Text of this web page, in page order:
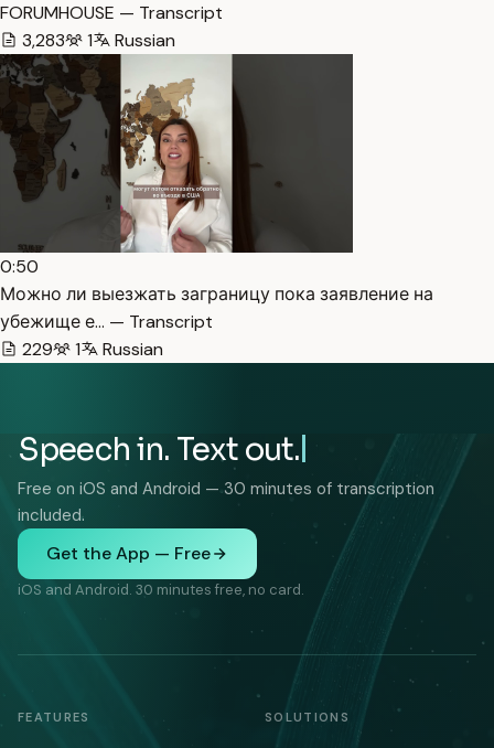
FORUMHOUSE — Transcript
3,283
1 Russian
0:50
Можно ли выезжать заграницу пока заявление на
убежище е… — Transcript
229
1 Russian
Speech in. Text out.
Free on iOS and Android — 30 minutes of transcription
included.
Get the App — Free
iOS and Android. 30 minutes free, no card.
FEATURES SOLUTIONS